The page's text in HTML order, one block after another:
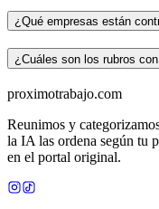
¿Qué empresas están
¿Cuáles son los rubros
proximotrabajo.com
Reunimos y
la IA las ordena según tu
en el portal original.